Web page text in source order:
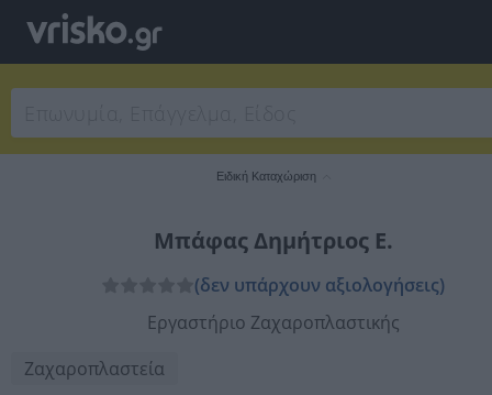
Ειδική Καταχώριση
Μπάφας Δημήτριος Ε.
(δεν υπάρχουν αξιολογήσεις)
Εργαστήριο Ζαχαροπλαστικής
Ζαχαροπλαστεία